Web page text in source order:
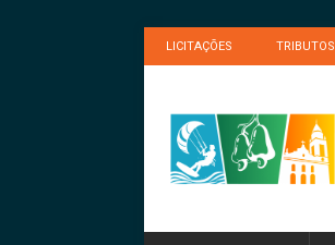
LICITAÇÕES TRIBUTOS